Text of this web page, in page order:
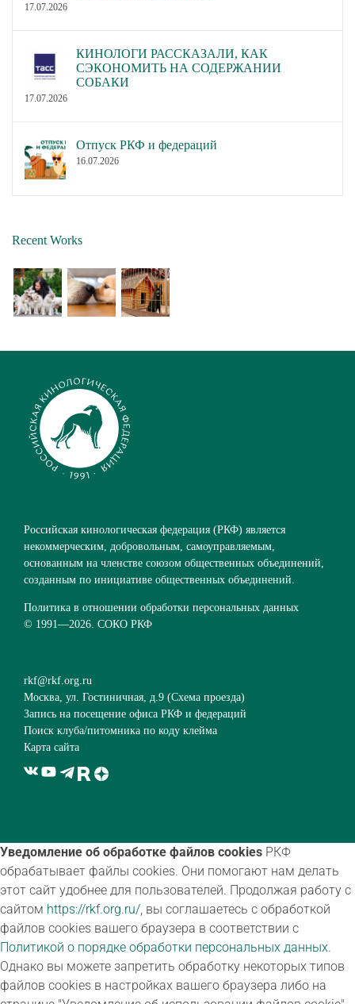
17.07.2026
КИНОЛОГИ РАССКАЗАЛИ, КАК
СЭКОНОМИТЬ НА СОДЕРЖАНИИ
СОБАКИ
17.07.2026
Отпуск РКФ и федераций
16.07.2026
Recent Works
Российская кинологическая федерация (РКФ) является
некоммерческим, добровольным, самоуправляемым,
основанным на членстве союзом общественных объединений,
созданным по инициативе общественных объединений.
Политика в отношении обработки персональных данных
© 1991—2026. СОКО РКФ
rkf@rkf.org.ru
Москва, ул. Гостиничная, д.9 (Схема проезда)
Запись на посещение офиса РКФ и федераций
Поиск клуба/питомника по коду клейма
Карта сайта
Уведомление об обработке файлов cookies РКФ
обрабатывает файлы cookies. Они помогают нам делать
этот сайт удобнее для пользователей. Продолжая работу с
сайтом https://rkf.org.ru/, вы соглашаетесь с обработкой
файлов cookies вашего браузера в соответствии с
Политикой о порядке обработки персональных данных.
Однако вы можете запретить обработку некоторых типов
файлов cookies в настройках вашего браузера либо на